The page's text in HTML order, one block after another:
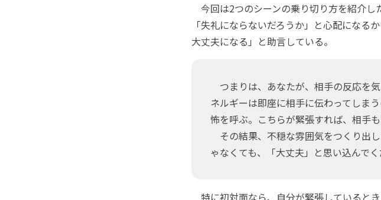
今回は2つのシーンの乗り切り方を紹介
「失礼にならないだろうか」と心配になる
大丈夫になる」と助言している。
つまりは、あなたが、相手の反応を
ネルギーは即座に相手に伝わってしま
怖を呼ぶ。こちらが緊張すれば、相手も
その結果、不穏な雰囲気をつくり出
ゃなくても、「大丈夫」と思い込んでく
特に初対面なら、自分が緊張していると